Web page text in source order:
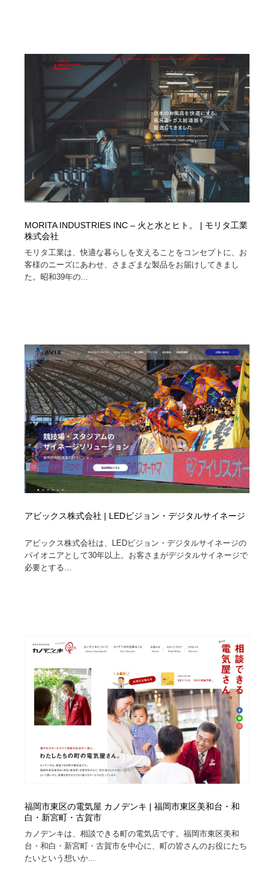
金融・銀行・投資・保険・M&A・商社
起業・事業支援・ボランティア・NPO
起業・事業支援・ボランティア・NPO
教育・スクール・保育・幼稚園・小中高・大学・専門学
教育・スクール・保育・幼稚園・小中高・大学・専門学
173
システム開発・IT・決済・アプリ・ソフトウェア
システム開発・IT・決済・アプリ・ソフトウェア
99
テクノロジー・AI・人工知能・スマートホーム・オンラ
イン
日本伝統：着物・織物・舞踊・歌舞伎・茶道・華道・書
映画・アニメ・DVD・動画配信・放送・TV・ラジオ
映画・アニメ・DVD・動画配信・放送・TV・ラジオ
65
音楽・アーティスト・楽器・舞台・演劇・ミュージカ
芸能人・俳優・女優・タレント・モデル・芸能事務所
キャンペーン・イベント・ワークショップ・コンペティ
ション
キャンペーン・イベント・ワークショップ・コンペティ
ション
77
マッチングサービス
マッチングサービス
22
アート・芸術・美術館・美術展・博物館・ギャラリー
アート・芸術・美術館・美術展・博物館・ギャラリー
383
鉛筆画・木炭画・デッサン・クロッキー
鉛筆画・木炭画・デッサン・クロッキー
15
グラフィティ・Graffiti・ストリートアート
グラフィティ・Graffiti・ストリートアート
4
GWD スタッフお気に入り
GWD スタッフお気に入り
Drawing Software / お絵かきソフト・アプリ・ブラシ
Drawing Software / お絵かきソフト・アプリ・ブラシ
11
ニュース・マガジン・メディア・SNS・YouTube
MORITA INDUSTRIES INC – 火と水とヒト。 | モリタ工業
株式会社
モリタ工業は、快適な暮らしを支えることをコンセプトに、お
客様のニーズにあわせ、さまざまな製品をお届けしてきまし
た。昭和39年の...
アビックス株式会社 | LEDビジョン・デジタルサイネージ
アビックス株式会社は、LEDビジョン・デジタルサイネージの
パイオニアとして30年以上。お客さまがデジタルサイネージで
必要とする...
福岡市東区の電気屋 カノデンキ | 福岡市東区美和台・和
白・新宮町・古賀市
カノデンキは、相談できる町の電気店です。福岡市東区美和
台・和白・新宮町・古賀市を中心に、町の皆さんのお役にたち
たいという想いか...